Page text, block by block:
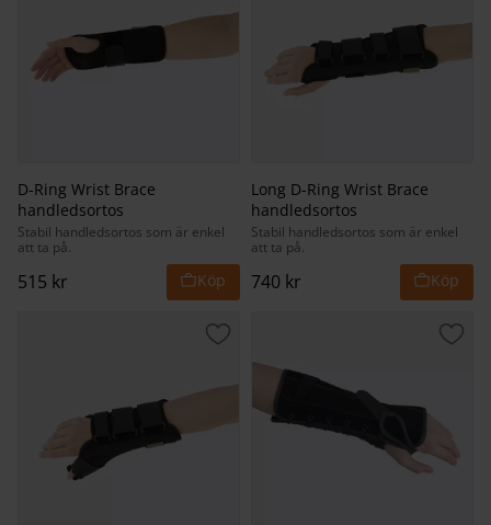
D-Ring Wrist Brace
handledsortos
Stabil handledsortos som är enkel
att ta på.
515 kr
Long D-Ring Wrist Brace
handledsortos
Stabil handledsortos som är enkel
att ta på.
740 kr
Lägg till i favoriter